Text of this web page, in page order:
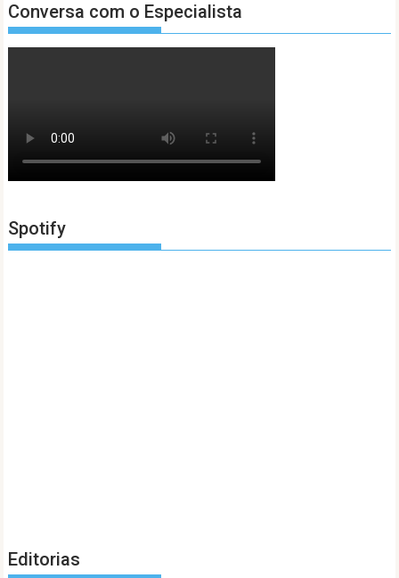
Conversa com o Especialista
Spotify
Editorias